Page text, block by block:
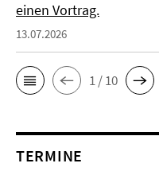
einen Vortrag.
13.07.2026
1 / 10
TERMINE